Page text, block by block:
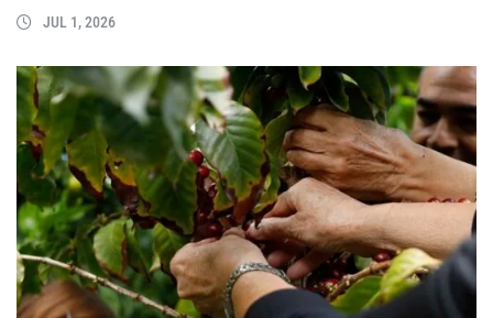
JUL 1, 2026